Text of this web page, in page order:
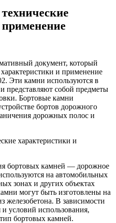
документ, который
и применение
Эти камни используются в
представляют собой предметы
Бортовые камни
бортов дорожного
дорожных полос и
бортовых камней — дорожное
на автомобильных
зонах и других объектах
могут быть изготовлены на
железобетона. В зависимости
условий использования,
бортовых камней.